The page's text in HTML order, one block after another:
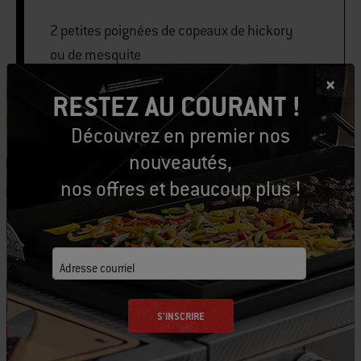
2 petites poignées de copeaux de hickory
ou de mesquite
IMPRIMER CETTE LISTE
Équipons-nous
Outils conseillés
RESTEZ AU COURANT !
Découvrez en premier nos
nouveautés,
nos offres et beaucoup plus !
Adresse courriel
S'INSCRIRE